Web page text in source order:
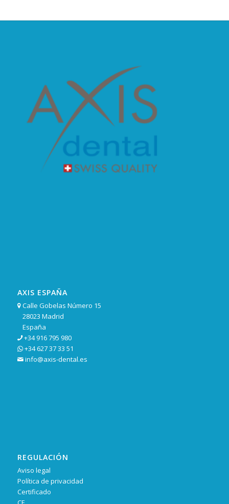
AXIS ESPAÑA
 Calle Gobelas Número 15
28023 Madrid
España
 +34 916 795 980
 +34 627 37 33 51
 info@axis-dental.es
REGULACIÓN
Aviso legal
Política de privacidad
Certificado